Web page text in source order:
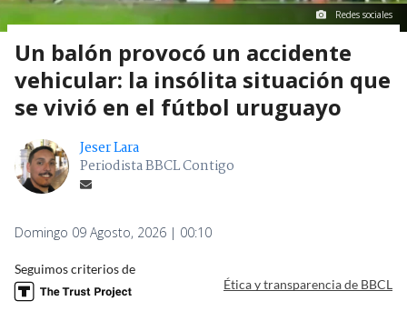
Redes sociales
Un balón provocó un accidente
vehicular: la insólita situación que
se vivió en el fútbol uruguayo
Jeser Lara
Periodista BBCL Contigo
Domingo 09 Agosto, 2026 | 00:10
Seguimos criterios de
Ética y transparencia de BBCL